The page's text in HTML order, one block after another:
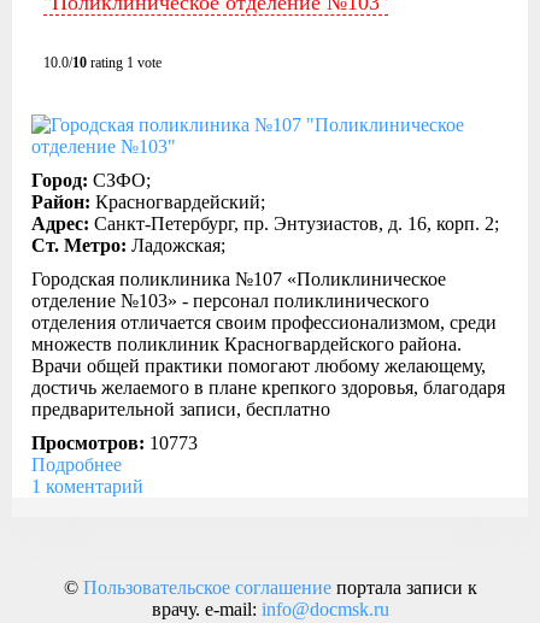
10.0/10 rating 1 vote
Город: СЗФО;
Район: Красногвардейский;
Адрес: Санкт-Петербург, пр. Энтузиастов, д. 16, корп. 2;
Ст. Метро: Ладожская;
Городская поликлиника №107 «Поликлиническое
отделение №103» - персонал поликлинического
отделения отличается своим профессионализмом, среди
множеств поликлиник Красногвардейского района.
Врачи общей практики помогают любому желающему,
достичь желаемого в плане крепкого здоровья, благодаря
предварительной записи, бесплатно
Просмотров: 10773
Подробнее
1 коментарий
© Пользовательское соглашениепортала записи к
врачу. e-mail: info@docmsk.ru